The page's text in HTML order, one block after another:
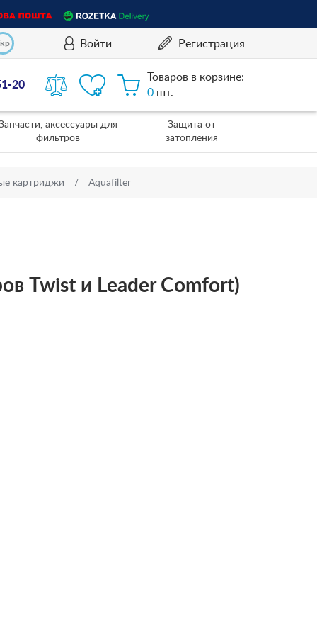
Войти Регистрация
20
Товаров в корзине:
0 шт.
аксессуары для
фильтров
Защита от
затопления
картриджи Aquafilter
Twist и Leader Comfort)